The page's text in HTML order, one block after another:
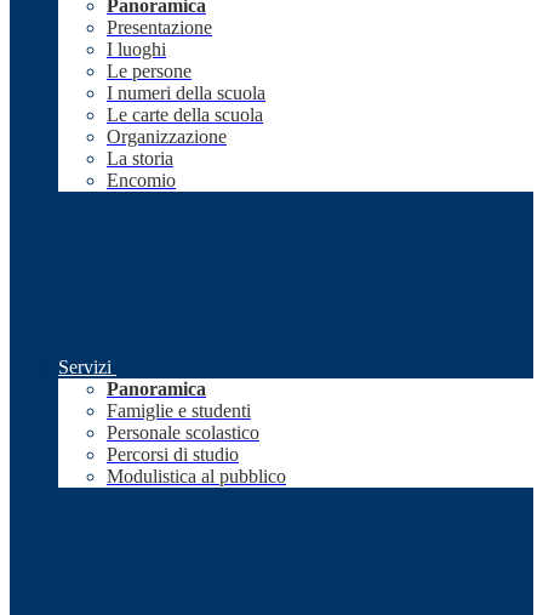
Panoramica
Presentazione
I luoghi
Le persone
I numeri della scuola
Le carte della scuola
Organizzazione
La storia
Encomio
Servizi
Panoramica
Famiglie e studenti
Personale scolastico
Percorsi di studio
Modulistica al pubblico